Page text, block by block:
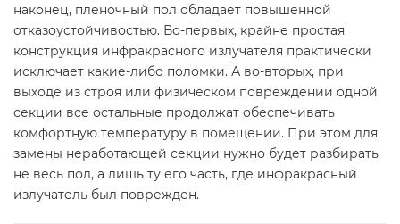
наконец, пленочный пол обладает повышенной
отказоустойчивостью. Во-первых, крайне простая
конструкция инфракрасного излучателя практически
исключает какие-либо поломки. А во-вторых, при
выходе из строя или физическом повреждении одной
секции все остальные продолжат обеспечивать
комфортную температуру в помещении. При этом для
замены неработающей секции нужно будет разбирать
не весь пол, а лишь ту его часть, где инфракрасный
излучатель был поврежден.